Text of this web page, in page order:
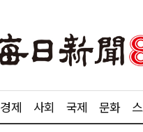
경제 사회 국제 문화